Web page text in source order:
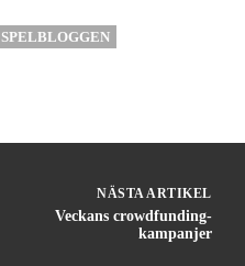
SPELBLOGGEN
NÄSTA ARTIKEL
Veckans crowdfunding-
kampanjer